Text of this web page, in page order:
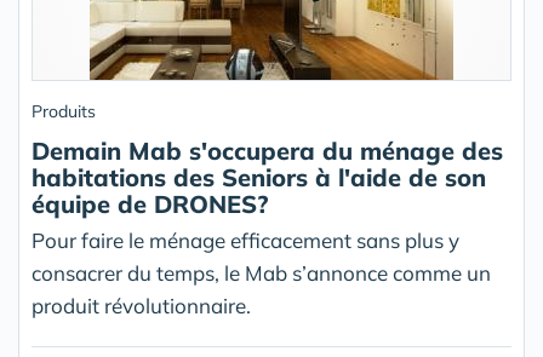
Produits
Demain Mab s'occupera du ménage des
habitations des Seniors à l'aide de son
équipe de DRONES?
Pour faire le ménage efficacement sans plus y
consacrer du temps, le Mab s’annonce comme un
produit révolutionnaire.